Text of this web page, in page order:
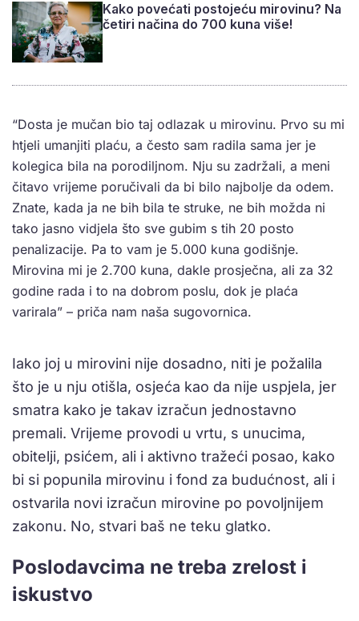
Kako povećati postojeću mirovinu? Na
četiri načina do 700 kuna više!
“Dosta je mučan bio taj odlazak u mirovinu. Prvo su mi
htjeli umanjiti plaću, a često sam radila sama jer je
kolegica bila na porodiljnom. Nju su zadržali, a meni
čitavo vrijeme poručivali da bi bilo najbolje da odem.
Znate, kada ja ne bih bila te struke, ne bih možda ni
tako jasno vidjela što sve gubim s tih 20 posto
penalizacije. Pa to vam je 5.000 kuna godišnje.
Mirovina mi je 2.700 kuna, dakle prosječna, ali za 32
godine rada i to na dobrom poslu, dok je plaća
varirala” – priča nam naša sugovornica.
Iako joj u mirovini nije dosadno, niti je požalila
što je u nju otišla, osjeća kao da nije uspjela, jer
smatra kako je takav izračun jednostavno
premali. Vrijeme provodi u vrtu, s unucima,
obitelji, psićem, ali i aktivno tražeći posao, kako
bi si popunila mirovinu i fond za budućnost, ali i
ostvarila novi izračun mirovine po povoljnijem
zakonu. No, stvari baš ne teku glatko.
Poslodavcima ne treba zrelost i
iskustvo